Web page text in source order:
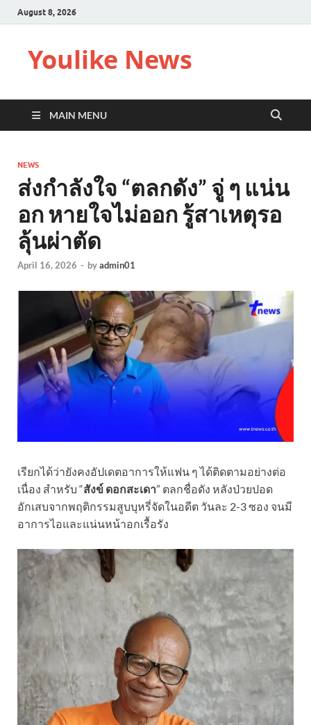
August 8, 2026
Youlike News
MAIN MENU
NEWS
ส่งกำลังใจ “ตลกดัง” จู่ ๆ แน่น
อก หายใจไม่ออก รู้สาเหตุรอ
ลุ้นผ่าตัด
April 16, 2026 - byadmin01
เรียกได้ว่ายังคงอัปเดตอาการให้แฟน ๆ ได้ติดตามอย่างต่อ
เนื่อง สำหรับ “สังข์ ดอกสะเดา” ตลกชื่อดัง หลังป่วยปอด
อักเสบจากพฤติกรรมสูบบุหรี่จัดในอดีต วันละ 2-3 ซอง จนมี
อาการไอและแน่นหน้าอกเรื้อรัง